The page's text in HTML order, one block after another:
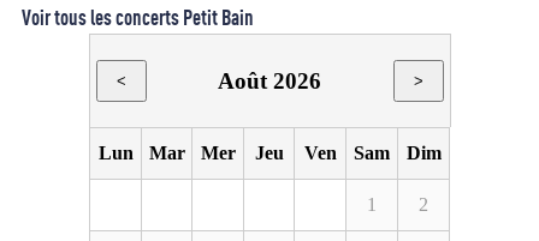
Voir tous les concerts Petit Bain
< Août 2026 >
Lun Mar Mer Jeu Ven Sam Dim
1 2